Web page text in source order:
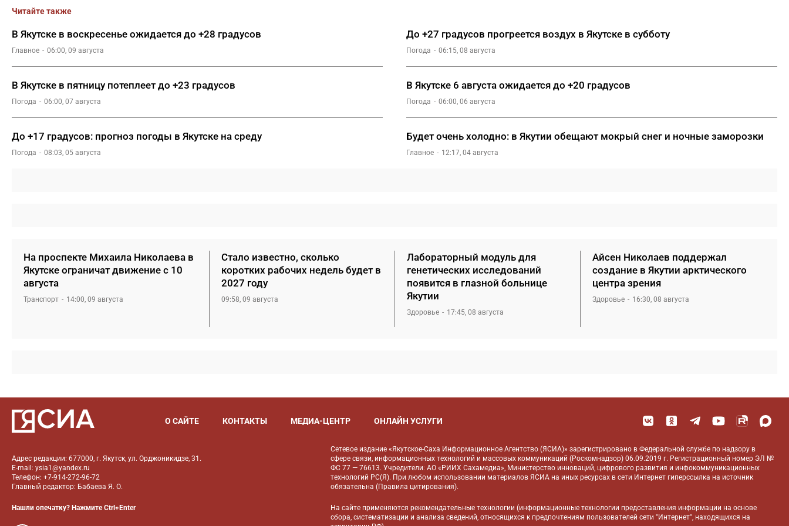
06:00
В Якутске в воскресенье
Читайте также
В Якутске в воскресенье ожидается до +28 градусов
Главное 06:00, 09 августа
До +27 градусов прогреется воздух в Якутске в субботу
Погода 06:15, 08 августа
В Якутске в пятницу потеплеет до +23 градусов
Погода 06:00, 07 августа
В Якутске 6 августа ожидается до +20 градусов
Погода 06:00, 06 августа
До +17 градусов: прогноз погоды в Якутске на среду
Погода 08:03, 05 августа
Будет очень холодно: в Якутии обещают мокрый снег и ночные заморозки
Главное 12:17, 04 августа
На проспекте Михаила Николаева в
Якутске ограничат движение с 10
августа
Транспорт 14:00, 09 августа
Стало известно, сколько
коротких рабочих недель будет в
2027 году
09:58, 09 августа
Лабораторный модуль для
генетических исследований
появится в глазной больнице
Якутии
Здоровье 17:45, 08 августа
Айсен Николаев поддержал
создание в Якутии арктического
центра зрения
Здоровье 16:30, 08 августа
О САЙТЕ КОНТАКТЫ МЕДИА-ЦЕНТР ОНЛАЙН УСЛУГИ
Адрес редакции: 677000, г. Якутск, ул. Орджоникидзе, 31.
E-mail: ysia1@yandex.ru
Телефон: +7-914-272-96-72
Главный редактор: Бабаева Я. О.
Нашли опечатку? Нажмите Ctrl+Enter
Сетевое издание «Якутское-Саха Информационное Агентство (ЯСИА)» зарегистрировано в Федеральной службе по надзору в
сфере связи, информационных технологий и массовых коммуникаций (Роскомнадзор) 06.09.2019 г. Регистрационный номер ЭЛ №
ФС 77 — 76613. Учредители: АО «РИИХ Сахамедиа», Министерство инноваций, цифрового развития и инфокоммуникационных
технологий РС(Я). При любом использовании материалов ЯСИА на иных ресурсах в сети Интернет гиперссылка на источник
обязательна (Правила цитирования).
На сайте применяютсярекомендательные технологии (информационные технологии предоставления информации на основе
сбора, систематизации и анализа сведений, относящихся к предпочтениям пользователей сети "Интернет", находящихся на